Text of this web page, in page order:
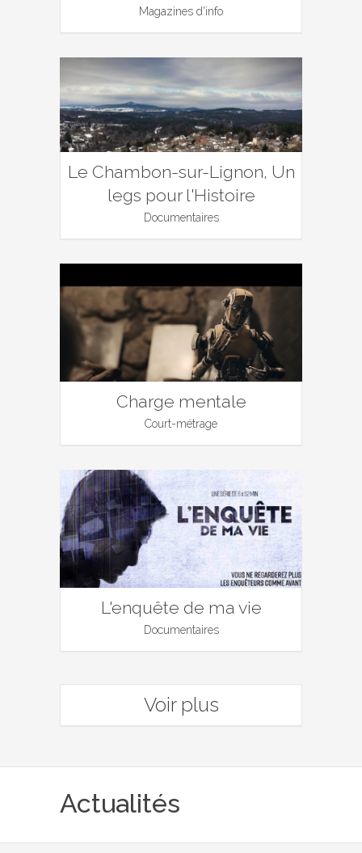
Magazines d'info
Le Chambon-sur-Lignon, Un
legs pour l'Histoire
Documentaires
Charge mentale
Court-métrage
L'enquête de ma vie
Documentaires
Voir plus
Actualités